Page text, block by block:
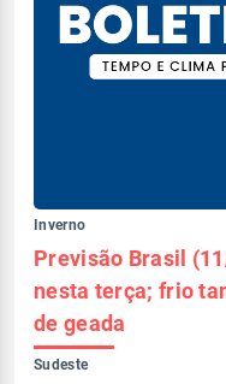
Inverno
Previsão Brasil
nesta terça; frio
de geada
Sudeste